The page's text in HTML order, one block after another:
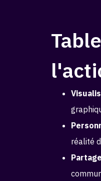
réalité